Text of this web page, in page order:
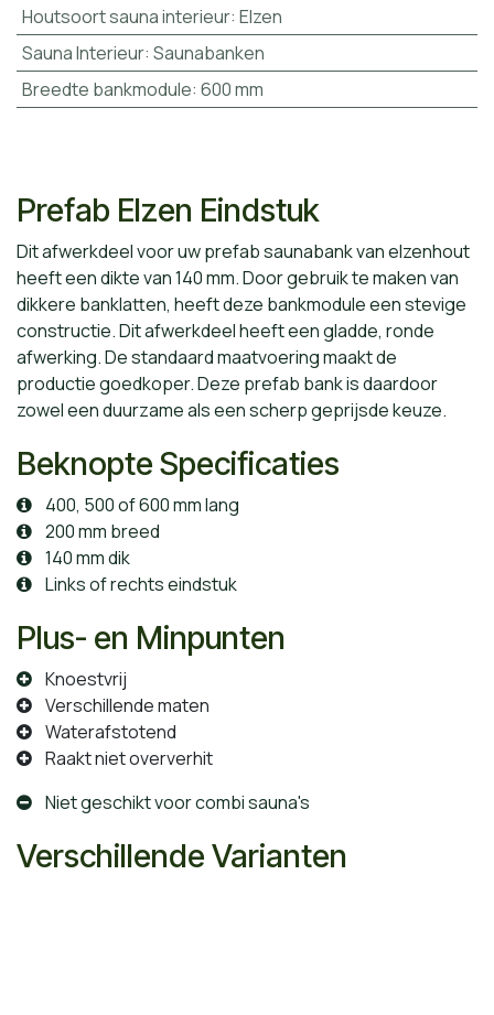
Houtsoort sauna interieur: Elzen
Sauna Interieur: Saunabanken
Breedte bankmodule: 600 mm
Prefab Elzen Eindstuk
Dit afwerkdeel voor uw prefab saunabank van elzenhout
heeft een dikte van 140 mm. Door gebruik te maken van
dikkere banklatten, heeft deze bankmodule een stevige
constructie. Dit afwerkdeel heeft een gladde, ronde
afwerking. De standaard maatvoering maakt de
productie goedkoper. Deze prefab bank is daardoor
zowel een duurzame als een scherp geprijsde keuze.
Beknopte Specificaties
400, 500 of 600 mm lang
200 mm breed
140 mm dik
Links of rechts eindstuk
Plus- en Minpunten
Knoestvrij
Verschillende maten
Waterafstotend
Raakt niet oververhit
Niet geschikt voor combi sauna's
Verschillende Varianten